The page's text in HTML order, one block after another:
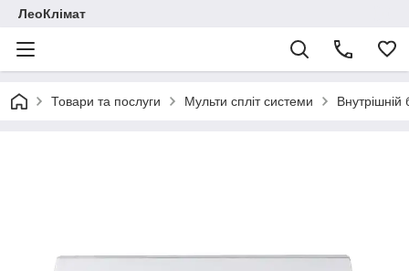
ЛеоКлімат
Товари та послуги Мульти спліт системи Внутрішній